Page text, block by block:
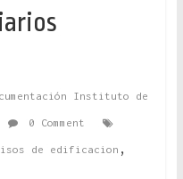
Instituto de
0 Comment
de edificacion ,